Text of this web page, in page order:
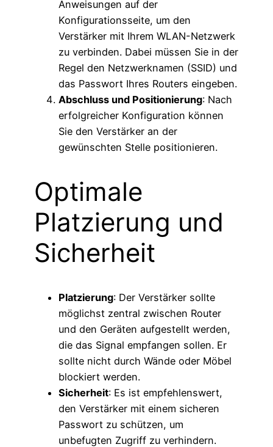
Anweisungen auf der
Konfigurationsseite, um den
Verstärker mit Ihrem WLAN-Netzwerk
zu verbinden. Dabei müssen Sie in der
Regel den Netzwerknamen (SSID) und
das Passwort Ihres Routers eingeben.
Abschluss und Positionierung: Nach
erfolgreicher Konfiguration können
Sie den Verstärker an der
gewünschten Stelle positionieren​​.
Optimale
Platzierung und
Sicherheit
Platzierung: Der Verstärker sollte
möglichst zentral zwischen Router
und den Geräten aufgestellt werden,
die das Signal empfangen sollen. Er
sollte nicht durch Wände oder Möbel
blockiert werden.
Sicherheit: Es ist empfehlenswert,
den Verstärker mit einem sicheren
Passwort zu schützen, um
unbefugten Zugriff zu verhindern.